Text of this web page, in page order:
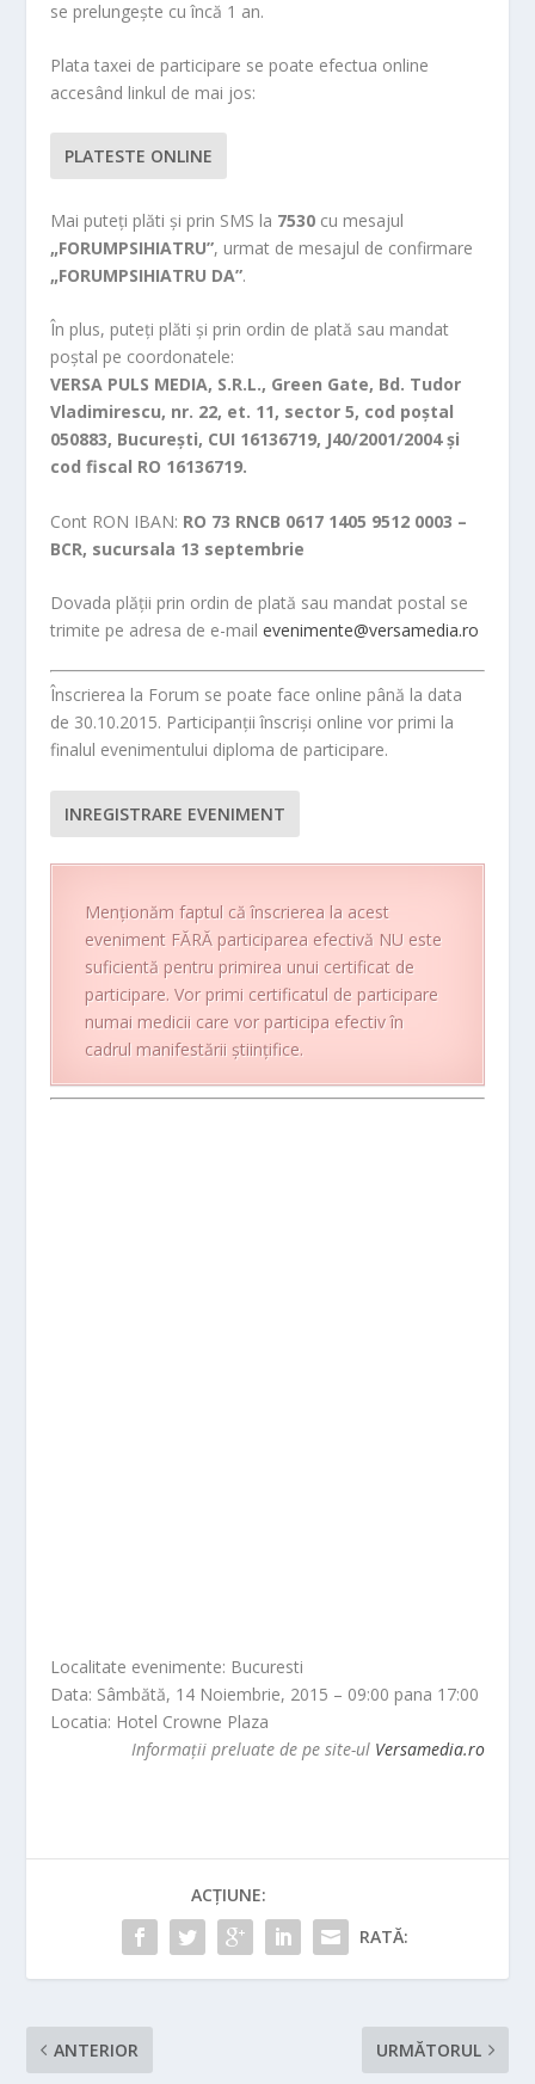
se prelungește cu încă 1 an.
Plata taxei de participare se poate efectua online
accesând linkul de mai jos:
PLATESTE ONLINE
Mai puteți plăti și prin SMS la 7530 cu mesajul
„FORUMPSIHIATRU”, urmat de mesajul de confirmare
„FORUMPSIHIATRU DA”.
În plus, puteți plăti și prin ordin de plată sau mandat
poştal pe coordonatele:
VERSA PULS MEDIA, S.R.L., Green Gate, Bd. Tudor
Vladimirescu, nr. 22, et. 11, sector 5, cod poştal
050883, Bucureşti, CUI 16136719, J40/2001/2004 şi
cod fiscal RO 16136719.
Cont RON IBAN: RO 73 RNCB 0617 1405 9512 0003 –
BCR, sucursala 13 septembrie
Dovada plății prin ordin de plată sau mandat postal se
trimite pe adresa de e-mailevenimente@versamedia.ro
Înscrierea la Forum se poate face online până la data
de 30.10.2015. Participanții înscriși online vor primi la
finalul evenimentului diploma de participare.
INREGISTRARE EVENIMENT
Menţionăm faptul că înscrierea la acest
eveniment FĂRĂ participarea efectivă NU este
suficientă pentru primirea unui certificat de
participare. Vor primi certificatul de participare
numai medicii care vor participa efectiv în
cadrul manifestării ştiinţifice.
Localitate evenimente: Bucuresti
Data: Sâmbătă, 14 Noiembrie, 2015 – 09:00 pana 17:00
Locatia: Hotel Crowne Plaza
Informații preluate de pe site-ul Versamedia.ro
ACȚIUNE:
RATĂ:
ANTERIOR URMĂTORUL